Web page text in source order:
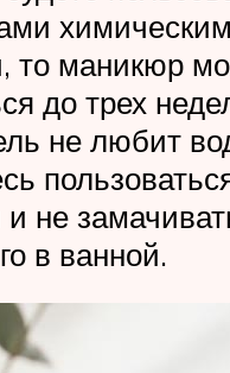
то маникюр
до трех
не любит
не
в ванной.